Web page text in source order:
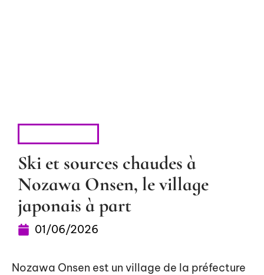
Ski et sources chaudes à
Nozawa Onsen, le village
japonais à part
01/06/2026
Nozawa Onsen est un village de la préfecture